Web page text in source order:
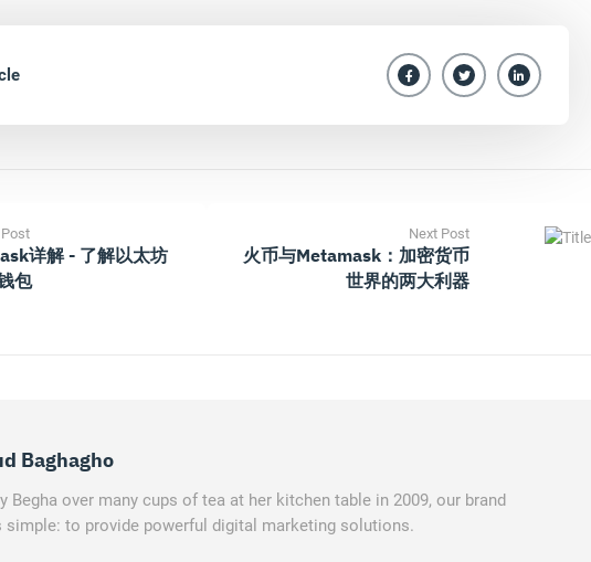
详解 - 了解以太坊
包
Next Post
火币与Metamask：加密货币
世界的两大利器
Baghagho
Begha over many cups of tea at her kitchen table in 2009, our brand
simple: to provide powerful digital marketing solutions.